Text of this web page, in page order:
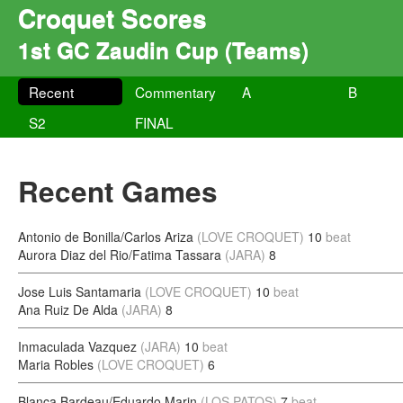
Croquet Scores
1st GC Zaudin Cup (Teams)
Recent Commentary A B
S2
FINAL
Recent Games
Antonio de Bonilla/Carlos Ariza (LOVE CROQUET) 10 beat
Aurora Diaz del Rio/Fatima Tassara (JARA) 8
Jose Luis Santamaria (LOVE CROQUET) 10 beat
Ana Ruiz De Alda (JARA) 8
Inmaculada Vazquez (JARA) 10 beat
Maria Robles (LOVE CROQUET) 6